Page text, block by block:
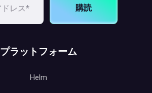
購読
プラットフォーム
Helm